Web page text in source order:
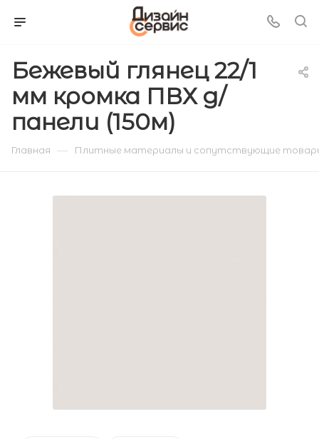
Бежевый глянец 22/1
мм кромка ПВХ д/
панели (150м)
Главная — Плитные материалы и сопутствующие